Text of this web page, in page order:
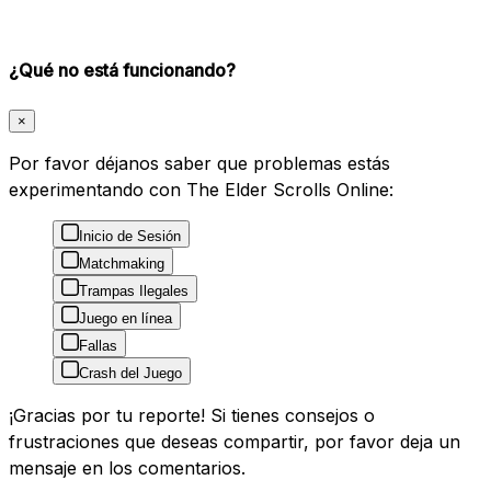
¿Qué no está funcionando?
×
Por favor déjanos saber que problemas estás
experimentando con The Elder Scrolls Online:
Inicio de Sesión
Matchmaking
Trampas Ilegales
Juego en línea
Fallas
Crash del Juego
¡Gracias por tu reporte! Si tienes consejos o
frustraciones que deseas compartir, por favor deja un
mensaje en los comentarios.